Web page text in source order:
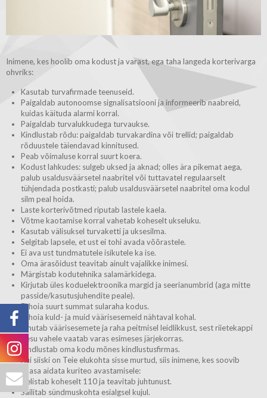
Inimene, kes hoolib oma kodust ja varast, ega taha langeda korterivarga
ohvriks:
Kasutab turvafirmade teenuseid.
Paigaldab autonoomse signalisatsiooni ja informeerib naabreid,
kuidas käituda alarmi korral.
Paigaldab turvalukkudega turvaukse.
Kindlustab rõdu: paigaldab turvakardina või trellid; paigaldab
rõduustele täiendavad kinnitused.
Peab võimaluse korral suurt koera.
Kodust lahkudes: sulgeb uksed ja aknad; olles ära pikemat aega,
palub usaldusväärsetel naabritel või tuttavatel regulaarselt
tühjendada postkasti; palub usaldusväärsetel naabritel oma kodul
silm peal hoida.
Laste korterivõtmed riputab lastele kaela.
Võtme kaotamise korral vahetab koheselt ukseluku.
Kasutab välisuksel turvaketti ja uksesilma.
Selgitab lapsele, et ust ei tohi avada võõrastele.
Ei ava ust tundmatutele isikutele ka ise.
Oma ärasõidust teavitab ainult vajalikke inimesi.
Märgistab kodutehnika salamärkidega.
Kirjutab üles koduelektroonika margid ja seerianumbrid (aga mitte
passide/kasutusjuhendite peale).
Ei hoia suurt summat sularaha kodus.
Ei hoia kuld- ja muid väärisesemeid nähtaval kohal.
Ilmutab väärisesemete ja raha peitmisel leidlikkust, sest riietekappi
pesu vahele vaatab varas esimeses järjekorras.
Kindlustab oma kodu mõnes kindlustusfirmas.
Kui siiski on Teie elukohta sisse murtud, siis inimene, kes soovib
kaasa aidata kuriteo avastamisele:
Helistab koheselt 110 ja teavitab juhtunust.
Säilitab sündmuskohta esialgsel kujul.